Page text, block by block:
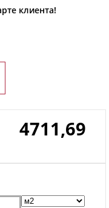
клиента!
4711,69